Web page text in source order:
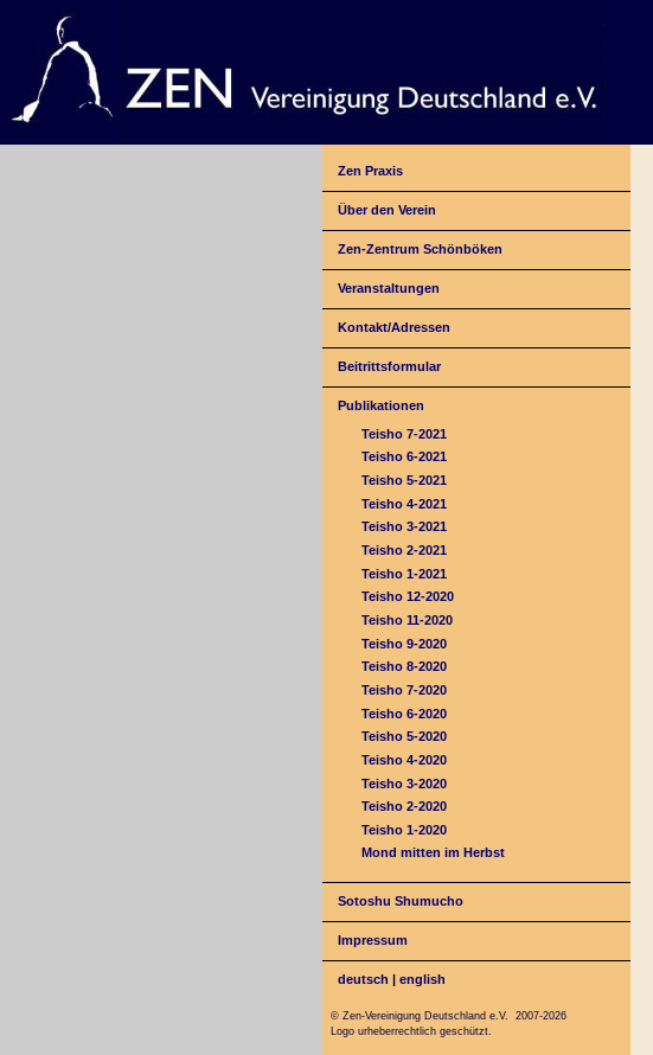
Zen Praxis
Über den Verein
Zen-Zentrum Schönböken
Veranstaltungen
Kontakt/Adressen
Beitrittsformular
Publikationen
Teisho 7-2021
Teisho 6-2021
Teisho 5-2021
Teisho 4-2021
Teisho 3-2021
Teisho 2-2021
Teisho 1-2021
Teisho 12-2020
Teisho 11-2020
Teisho 9-2020
Teisho 8-2020
Teisho 7-2020
Teisho 6-2020
Teisho 5-2020
Teisho 4-2020
Teisho 3-2020
Teisho 2-2020
Teisho 1-2020
Mond mitten im Herbst
Sotoshu Shumucho
Impressum
deutsch |english
© Zen-Vereinigung Deutschland e.V. 2007-2026
Logo urheberrechtlich geschützt.